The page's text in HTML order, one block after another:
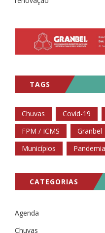
TAGS
Chuvas Covid-19
FPM / ICMS
Granbel
Municípios
Pandemia
CATEGORIAS
Agenda
Chuvas